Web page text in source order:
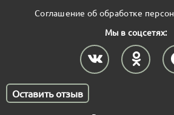
Соглашение об обработке
Мы в соцсетях:
Оставить отзыв